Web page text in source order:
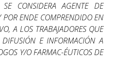
SE CONSIDERA AGENTE DE
ENDE COMPRENDIDO EN
A LOS TRABAJADORES QUE
E INFORMACIÓN A
Y/O FARMAC-ÉUTICOS DE